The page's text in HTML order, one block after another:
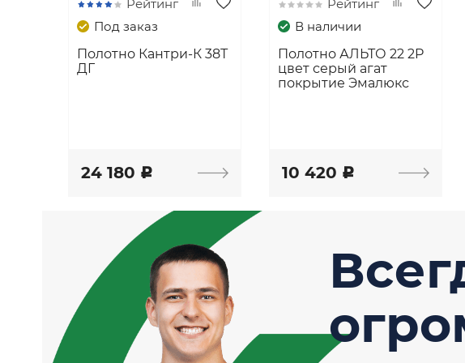
Рейтинг
Под заказ
Полотно Кантри-К 38Т
ДГ
24 180 c
Рейтинг
В наличии
Полотно АЛЬТО 22 2P
цвет серый агат
покрытие Эмалюкс
10 420 c